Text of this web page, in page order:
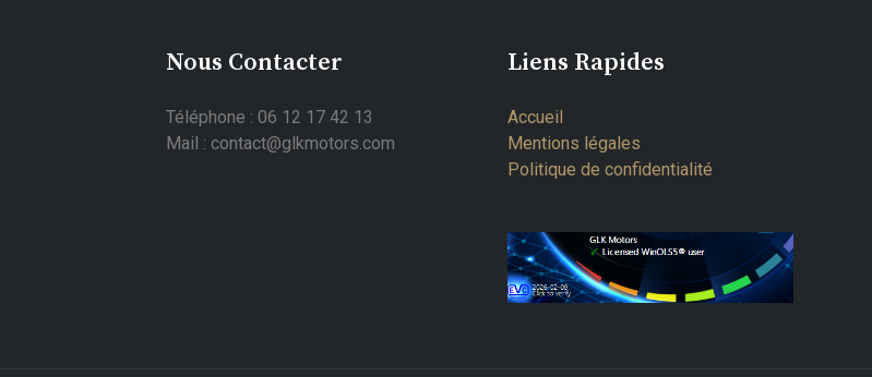
Nous Contacter
Téléphone : 06 12 17 42 13
Mail : contact@glkmotors.com
Liens Rapides
Accueil
Mentions légales
Politique de confidentialité